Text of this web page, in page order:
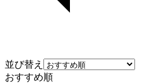
並び替え
おすすめ順